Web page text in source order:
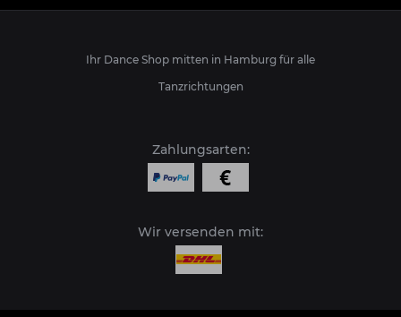
Ihr Dance Shop mitten in Hamburg für alle
Tanzrichtungen
Zahlungsarten:
Wir versenden mit: